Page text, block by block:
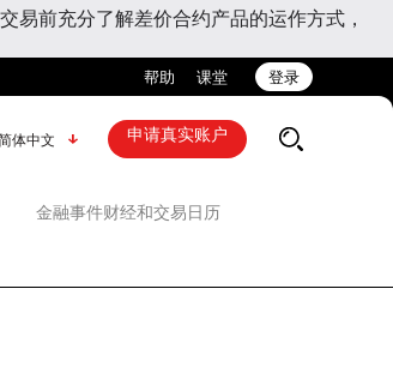
易前充分了解差价合约产品的运作方式，
帮助 课堂 登录
体中文 申请真实账户
金融事件财经和交易日历